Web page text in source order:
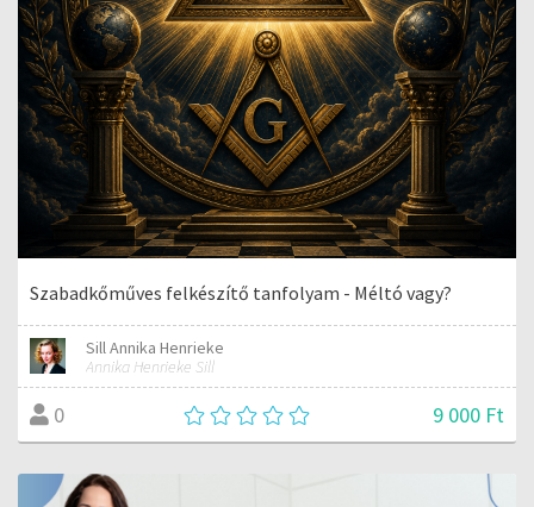
Szabadkőműves felkészítő tanfolyam - Méltó vagy?
Sill Annika Henrieke
Annika Henrieke Sill
0 9 000 Ft